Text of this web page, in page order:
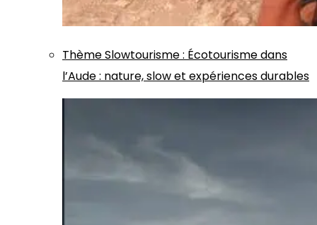
ThèmeSlowtourisme: Écotourisme dans
l’Aude : nature, slow et expériences durables